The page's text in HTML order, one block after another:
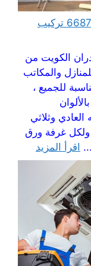
فني تركيب ورق جدران الكويت 66874433 تركيب
الكويت من
والمكاتب
للجميع ،
وثلاثي
ولكل غرفة ورق
اقرأ المزيد